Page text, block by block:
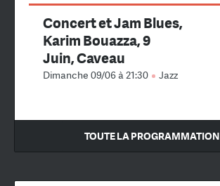
Concert et Jam Blues,
Karim Bouazza, 9
Juin, Caveau
Dimanche 09/06 à 21:30 Jazz
TOUTE LA PROGRAMMATION